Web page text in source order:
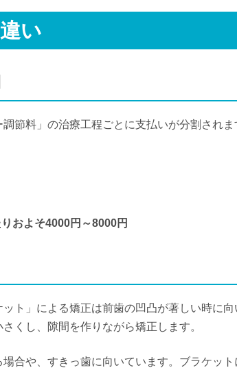
い
節料」の治療工程ごとに支払いが分割されま
およそ4000円～8000円
ト」による矯正は前歯の凹凸が著しい時に向
くし、隙間を作りながら矯正します。
合や、すきっ歯に向いています。ブラケット